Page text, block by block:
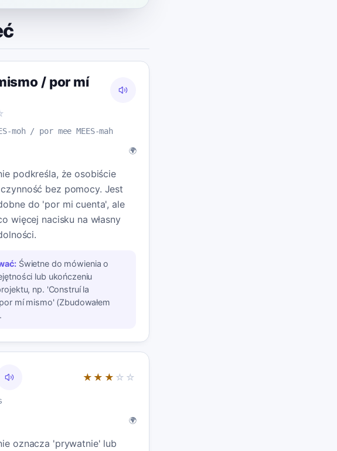
/ por mí
moh / por mee MEES-mah
🌍
podkreśla, że osobiście
czynność bez pomocy. Jest
do 'por mi cuenta', ale
więcej nacisku na własny
Świetne do mówienia o
lub ukończeniu
np. 'Construí la
mí mismo' (Zbudowałem
★★★ ☆☆
🌍
oznacza 'prywatnie' lub